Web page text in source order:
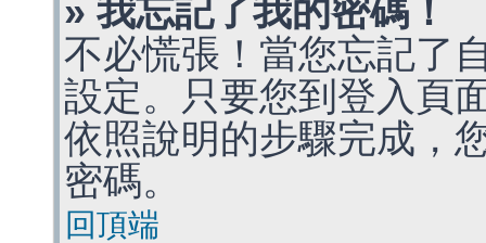
» 我忘記了我的密碼！
不必慌張！當您忘記了
設定。只要您到登入頁
依照說明的步驟完成，
密碼。
回頂端